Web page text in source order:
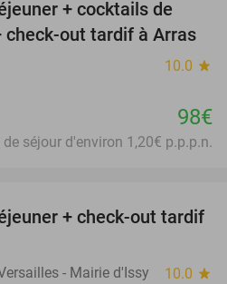
+ cocktails de
check-out tardif à Arras
10.0 star
98€
de séjour d'environ 1,20€ p.p.p.n.
43%
+ check-out tardif
- Mairie d'Issy 10.0 star